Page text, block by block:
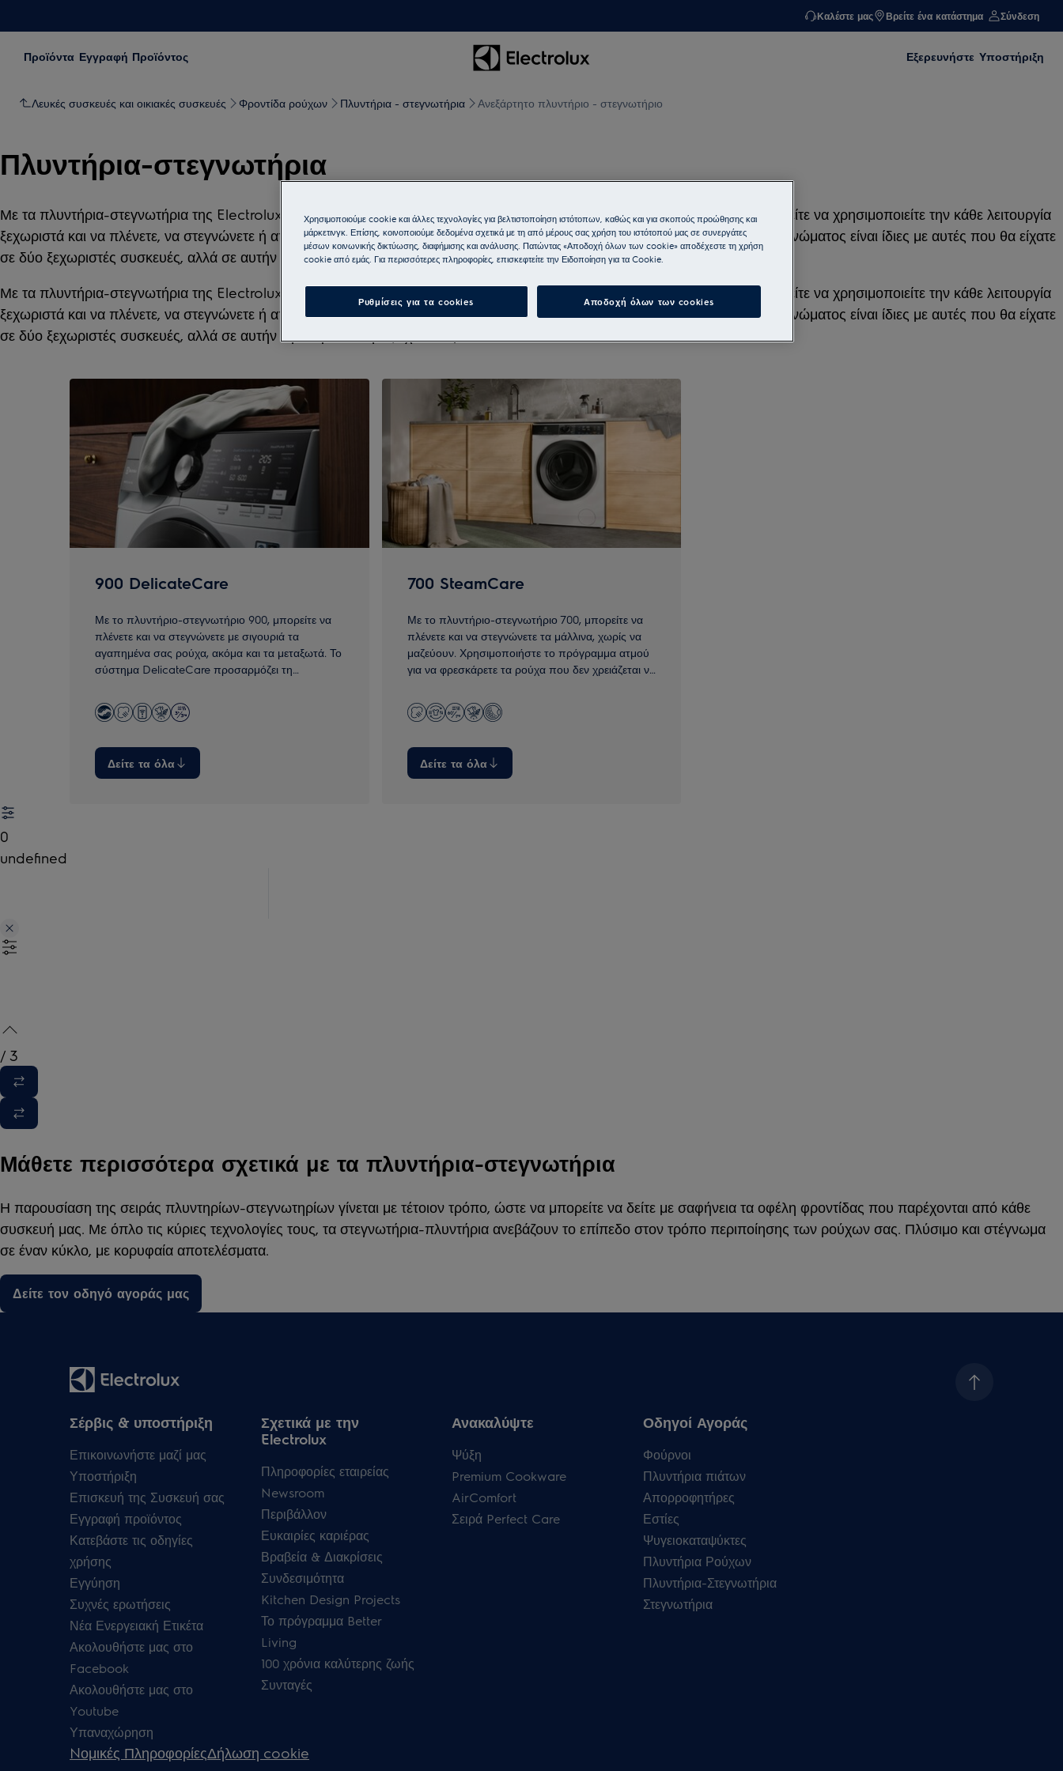
Καλέστε μας Βρείτε ένα κατάστημα Σύνδεση
Προϊόντα Εγγραφή Προϊόντος Εξερευνήστε Υποστήριξη
Λευκές συσκευές και οικιακές συσκευές Φροντίδα ρούχων Πλυντήρια - στεγνωτήρια Ανεξάρτητο πλυντήριο - στεγνωτήριο
Πλυντήρια-στεγνωτήρια
Με τα πλυντήρια-στεγνωτήρια της Electrolux, μπορείτε να πλένετε και να στεγνώνετε σε έναν ενιαίο κύκλο. Εναλλακτικά, μπορείτε να χρησιμοποιείτε την κάθε λειτουργία
ξεχωριστά και να πλένετε, να στεγνώνετε ή απλώς να χρησιμοποιείτε το πρόγραμμα ατμού. Οι τεχνολογίες πλυσίματος και στεγνώματος είναι ίδιες με αυτές που θα είχατε
σε δύο ξεχωριστές συσκευές, αλλά σε αυτήν την περίπτωση τις έχετε σε μία.
Με τα πλυντήρια-στεγνωτήρια της Electrolux, μπορείτε να πλένετε και να στεγνώνετε σε έναν ενιαίο κύκλο. Εναλλακτικά, μπορείτε να χρησιμοποιείτε την κάθε λειτουργία
ξεχωριστά και να πλένετε, να στεγνώνετε ή απλώς να χρησιμοποιείτε το πρόγραμμα ατμού. Οι τεχνολογίες πλυσίματος και στεγνώματος είναι ίδιες με αυτές που θα είχατε
σε δύο ξεχωριστές συσκευές, αλλά σε αυτήν την περίπτωση τις έχετε σε μία.
900 DelicateCare
Με το πλυντήριο-στεγνωτήριο 900, μπορείτε να
πλένετε και να στεγνώνετε με σιγουριά τα
αγαπημένα σας ρούχα, ακόμα και τα μεταξωτά. Το
σύστημα DelicateCare προσαρμόζει τη
κίνηση του κάδου στις ανάγκες κάθε υφάσματος.
Δείτε τα όλα
700 SteamCare
Με το πλυντήριο-στεγνωτήριο 700, μπορείτε να
πλένετε και να στεγνώνετε τα μάλλινα, χωρίς να
μαζεύουν. Χρησιμοποιήστε το πρόγραμμα ατμού
για να φρεσκάρετε τα ρούχα που δεν χρειάζεται να
Δείτε τα όλα
0
undefined
/ 3
Μάθετε περισσότερα σχετικά με τα πλυντήρια-στεγνωτήρια
Η παρουσίαση της σειράς πλυντηρίων-στεγνωτηρίων γίνεται με τέτοιον τρόπο, ώστε να μπορείτε να δείτε με σαφήνεια τα οφέλη φροντίδας που παρέχονται από κάθε
συσκευή μας. Με όπλο τις κύριες τεχνολογίες τους, τα στεγνωτήρια-πλυντήρια ανεβάζουν το επίπεδο στον τρόπο περιποίησης των ρούχων σας. Πλύσιμο και στέγνωμα
σε έναν κύκλο, με κορυφαία αποτελέσματα.
Δείτε τον οδηγό αγοράς μας
Σέρβις & υποστήριξη
Επικοινωνήστε μαζί μας
Υποστήριξη
Επισκευή της Συσκευή σας
Εγγραφή προϊόντος
Κατεβάστε τις οδηγίες
χρήσης
Εγγύηση
Συχνές ερωτήσεις
Νέα Ενεργειακή Ετικέτα
Ακολουθήστε μας στο
Facebook
Ακολουθήστε μας στο
Youtube
Υπαναχώρηση
Σχετικά με την
Electrolux
Πληροφορίες εταιρείας
Newsroom
Περιβάλλον
Ευκαιρίες καριέρας
Βραβεία & Διακρίσεις
Συνδεσιμότητα
Kitchen Design Projects
Το πρόγραμμα Better
Living
100 χρόνια καλύτερης ζωής
Συνταγές
Ανακαλύψτε
Ψύξη
Premium Cookware
AirComfort
Σειρά Perfect Care
Οδηγοί Αγοράς
Φούρνοι
Πλυντήρια πιάτων
Απορροφητήρες
Εστίες
Ψυγειοκαταψύκτες
Πλυντήρια Ρούχων
Πλυντήρια-Στεγνωτήρια
Στεγνωτήρια
Nομικές ΠληροφορίεςΔήλωση cookie
Χρησιμοποιούμε cookie και άλλες τεχνολογίες για βελτιστοποίηση ιστότοπων, καθώς και για σκοπούς προώθησης και
μάρκετινγκ. Επίσης, κοινοποιούμε δεδομένα σχετικά με τη από μέρους σας χρήση του ιστότοπού μας σε συνεργάτες
μέσων κοινωνικής δικτύωσης, διαφήμισης και ανάλυσης. Πατώντας «Αποδοχή όλων των cookie» αποδέχεστε τη χρήση
cookie από εμάς. Για περισσότερες πληροφορίες, επισκεφτείτε την Ειδοποίηση για τα Cookie.
Ρυθμίσεις για τα cookies Αποδοχή όλων των cookies